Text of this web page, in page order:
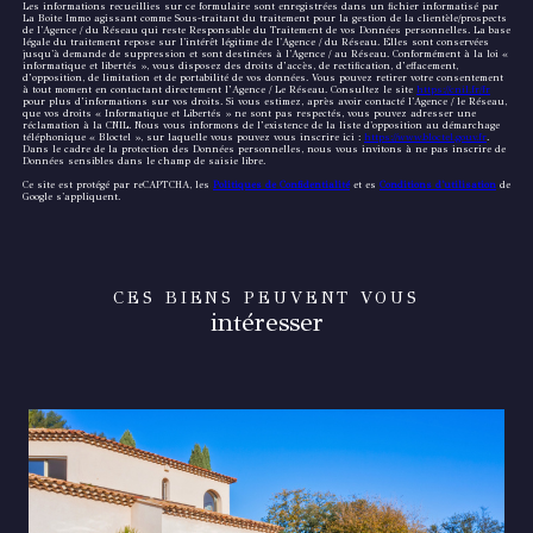
Les informations recueillies sur ce formulaire sont enregistrées dans un fichier informatisé par
La Boite Immo agissant comme Sous-traitant du traitement pour la gestion de la clientèle/prospects
de l'Agence / du Réseau qui reste Responsable du Traitement de vos Données personnelles. La base
légale du traitement repose sur l'intérêt légitime de l'Agence / du Réseau. Elles sont conservées
jusqu'à demande de suppression et sont destinées à l'Agence / au Réseau. Conformément à la loi «
informatique et libertés », vous disposez des droits d’accès, de rectification, d’effacement,
d’opposition, de limitation et de portabilité de vos données. Vous pouvez retirer votre consentement
à tout moment en contactant directement l’Agence / Le Réseau. Consultez le site https://cnil.fr/fr
pour plus d’informations sur vos droits. Si vous estimez, après avoir contacté l'Agence / le Réseau,
que vos droits « Informatique et Libertés » ne sont pas respectés, vous pouvez adresser une
réclamation à la CNIL. Nous vous informons de l’existence de la liste d'opposition au démarchage
téléphonique « Bloctel », sur laquelle vous pouvez vous inscrire ici : https://www.bloctel.gouv.fr
Dans le cadre de la protection des Données personnelles, nous vous invitons à ne pas inscrire de
Données sensibles dans le champ de saisie libre.
Ce site est protégé par reCAPTCHA, les Politiques de Confidentialitéet es Conditions d'utilisation de
Google s'appliquent.
CES BIENS PEUVENT VOUS
intéresser